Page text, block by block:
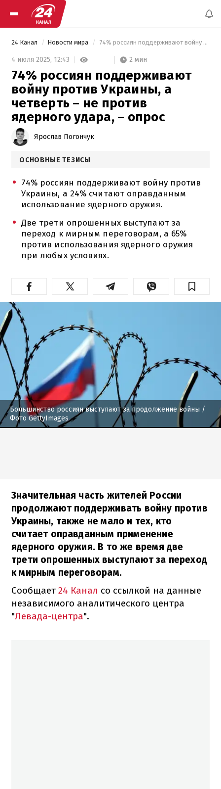
24 Канал Новости мира 74% россиян поддерживают войну против Украины, а четверть – не против ядерного удара, – опрос
4 июля 2025, 12:43 2 мин
74% россиян поддерживают
войну против Украины, а
четверть – не против
ядерного удара, – опрос
Ярослав Погончук
ОСНОВНЫЕ ТЕЗИСЫ
74% россиян поддерживают войну против
Украины, а 24% считают оправданным
использование ядерного оружия.
Две трети опрошенных выступают за
переход к мирным переговорам, а 65%
против использования ядерного оружия
при любых условиях.
Большинство россиян выступают за продолжение войны /
Фото GettyImages
Значительная часть жителей России
продолжают поддерживать войну против
Украины, также не мало и тех, кто
считает оправданным применение
ядерного оружия. В то же время две
трети опрошенных выступают за переход
к мирным переговорам.
Сообщает24 Канал со ссылкой на данные
независимого аналитического центра
"Левада-центра".